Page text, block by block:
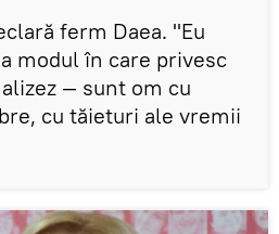
ferm Daea. "Eu
modul în care privesc
— sunt om cu
cu tăieturi ale vremii